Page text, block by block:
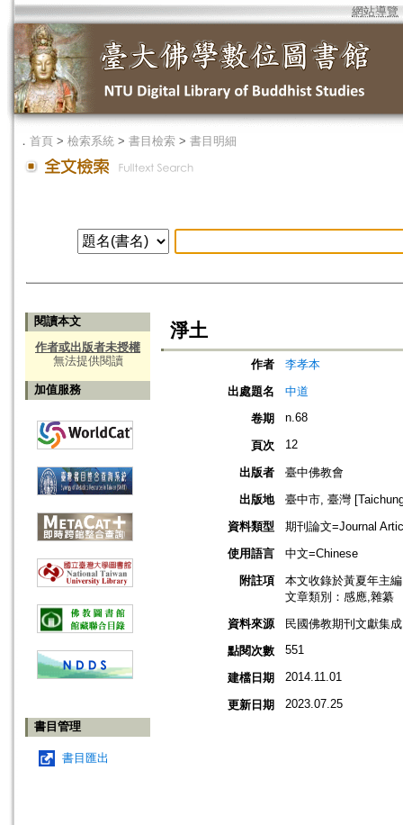
網站導覽
． 首頁 > 檢索系統 > 書目檢索 > 書目明細
閱讀本文
作者或出版者未授權
無法提供閱讀
加值服務
書目管理
書目匯出
淨土
作者
李孝本
出處題名
中道
卷期
n.68
頁次 12
出版者
臺中佛教會
出版地
臺中市, 臺灣
資料類型
期刊論文=Journal
使用語言
中文=Chinese
附註項
本文收錄於黃夏年主
文章類別：感應,雜纂
資料來源
民國佛教期刊文獻集
點閱次數
551
建檔日期 2014.11.01
更新日期 2023.07.25